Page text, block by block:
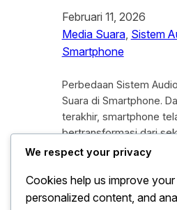
Februari 11, 2026
Media Suara, Sistem
Smartphone
Perbedaan Sistem
Suara di Smartphone.
terakhir, smartphone
bertransformasi dari
komunikasi menjadi
pengguna sering kali
mencampuradukkan
We respect your privacy
Cookies help us improve
personalized content, and